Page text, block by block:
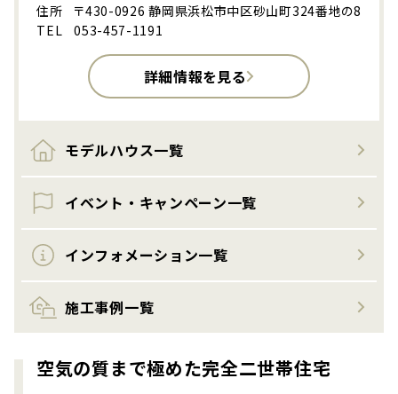
住所
〒430-0926 静岡県浜松市中区砂山町324番地の8
TEL
053-457-1191
詳細情報を見る
モデルハウス一覧
イベント・キャンペーン一覧
インフォメーション一覧
施工事例一覧
空気の質まで極めた完全二世帯住宅